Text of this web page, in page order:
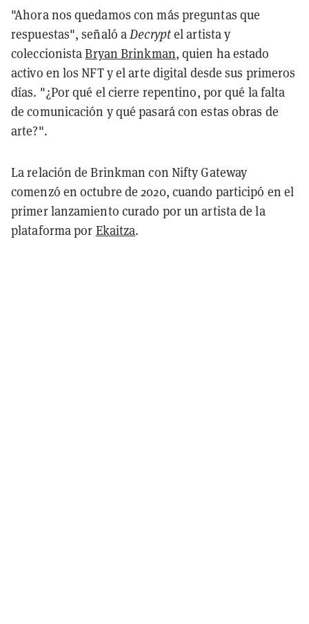
"Ahora nos quedamos con más preguntas que
respuestas", señaló aDecryptel artista y
coleccionistaBryan Brinkman, quien ha estado
activo en los NFT y el arte digital desde sus primeros
días. "¿Por qué el cierre repentino, por qué la falta
de comunicación y qué pasará con estas obras de
arte?".
La relación de Brinkman con Nifty Gateway
comenzó en octubre de 2020, cuando participó en el
primer lanzamiento curado por un artista de la
plataforma por Ekaitza.